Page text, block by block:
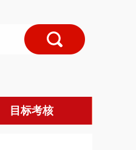
目标考核